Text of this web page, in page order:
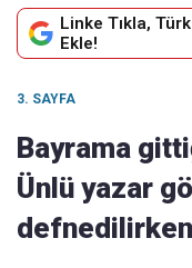
Linke Tıkla,
Ekle!
3. SAYFA
Bayrama
Ünlü yazar